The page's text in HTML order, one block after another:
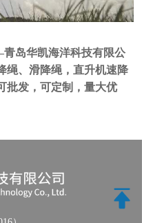
岛华凯海洋科技有限公
绳、滑降绳，直升机速降
批发，可定制，量大优